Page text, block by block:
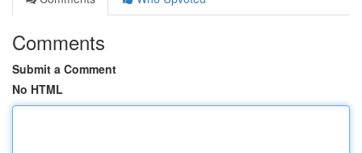
Comments
Submit a Comment
No HTML